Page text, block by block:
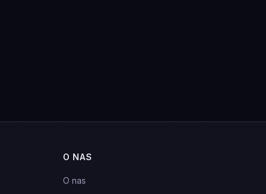
O NAS
O nas